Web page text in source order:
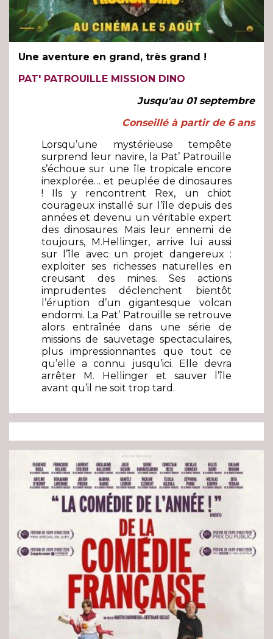
Une aventure en grand, très grand !
PAT' PATROUILLE MISSION DINO
Jusqu'au 01 septembre
Conseillé à partir de 6 ans
Lorsqu’une mystérieuse tempête
surprend leur navire, la Pat’ Patrouille
s’échoue sur une île tropicale encore
inexplorée… et peuplée de dinosaures
! Ils y rencontrent Rex, un chiot
courageux installé sur l’île depuis des
années et devenu un véritable expert
des dinosaures. Mais leur ennemi de
toujours, M.Hellinger, arrive lui aussi
sur l’île avec un projet dangereux :
exploiter ses richesses naturelles en
creusant des mines. Ses actions
imprudentes déclenchent bientôt
l’éruption d’un gigantesque volcan
endormi. La Pat’ Patrouille se retrouve
alors entraînée dans une série de
missions de sauvetage spectaculaires,
plus impressionnantes que tout ce
qu’elle a connu jusqu’ici. Elle devra
arrêter M. Hellinger et sauver l’île
avant qu’il ne soit trop tard.